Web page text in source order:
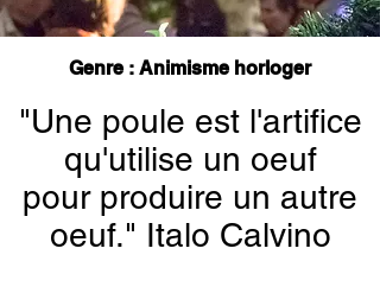
Genre : Animisme horloger
"Une poule est l'artifice
qu'utilise un oeuf
pour produire un autre
oeuf." Italo Calvino